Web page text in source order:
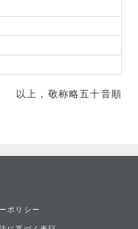
以上，敬称略五十音順
ポリシー